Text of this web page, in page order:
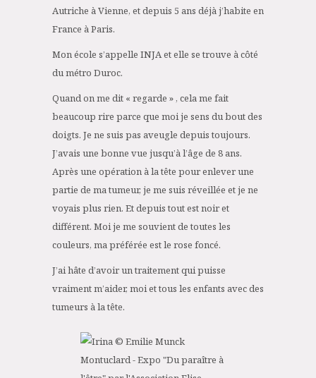
Autriche à Vienne, et depuis 5 ans déjà j’habite en
France à Paris.
Mon école s’appelle INJA et elle se trouve à côté
du métro Duroc.
Quand on me dit « regarde » , cela me fait
beaucoup rire parce que moi je sens du bout des
doigts. Je ne suis pas aveugle depuis toujours.
J’avais une bonne vue jusqu’à l’âge de 8 ans.
Après une opération à la tête pour enlever une
partie de ma tumeur, je me suis réveillée et je ne
voyais plus rien. Et depuis tout est noir et
différent. Moi je me souvient de toutes les
couleurs, ma préférée est le rose foncé.
J’ai hâte d’avoir un traitement qui puisse
vraiment m’aider, moi et tous les enfants avec des
tumeurs à la tête.